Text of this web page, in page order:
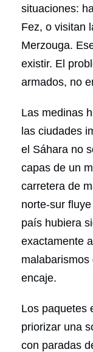
situaciones:
Fez, o visitan
Merzouga.
existir. El
armados, no
Las medinas
las ciudades
el Sáhara no
capas de un
carretera de
norte-sur
país hubiera
exactamente
encaje.
Los paquetes
priorizar una
con paradas